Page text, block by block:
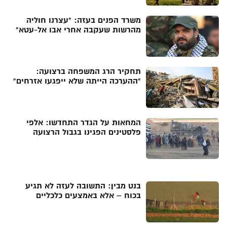
משרד הפנים בעזה: "עצרנו חוליה
מהרשות שעקבה אחרי אבו אל-עטא"
תחקיר הרג המשפחה ברצועה:
"ההערכה הייתה שלא ייפגעו אזרחים"
המחאות על הגדר התחדשו: אלפי
פלסטינים הפגינו בגבול הרצועה
בנט מבין: התשובה לעזה לא תגיע
בכוח – אלא באמצעים כלכליים